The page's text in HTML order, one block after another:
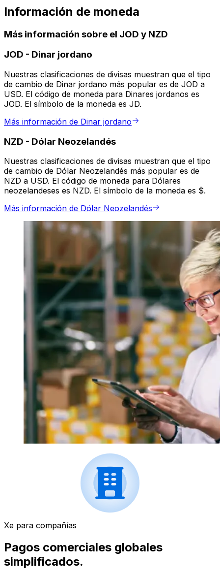
Información de moneda
Más información sobre el JOD y NZD
JOD - Dinar jordano
Nuestras clasificaciones de divisas muestran que el tipo
de cambio de Dinar jordano más popular es de JOD a
USD. El código de moneda para Dinares jordanos es
JOD. El símbolo de la moneda es JD.
Más información de Dinar jordano
NZD - Dólar Neozelandés
Nuestras clasificaciones de divisas muestran que el tipo
de cambio de Dólar Neozelandés más popular es de
NZD a USD. El código de moneda para Dólares
neozelandeses es NZD. El símbolo de la moneda es $.
Más información de Dólar Neozelandés
Xe para compañías
Pagos comerciales globales
simplificados.